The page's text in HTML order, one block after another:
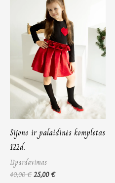
Sijono ir palaidinės kompletas
122d.
Išpardavimas
40,00€25,00€